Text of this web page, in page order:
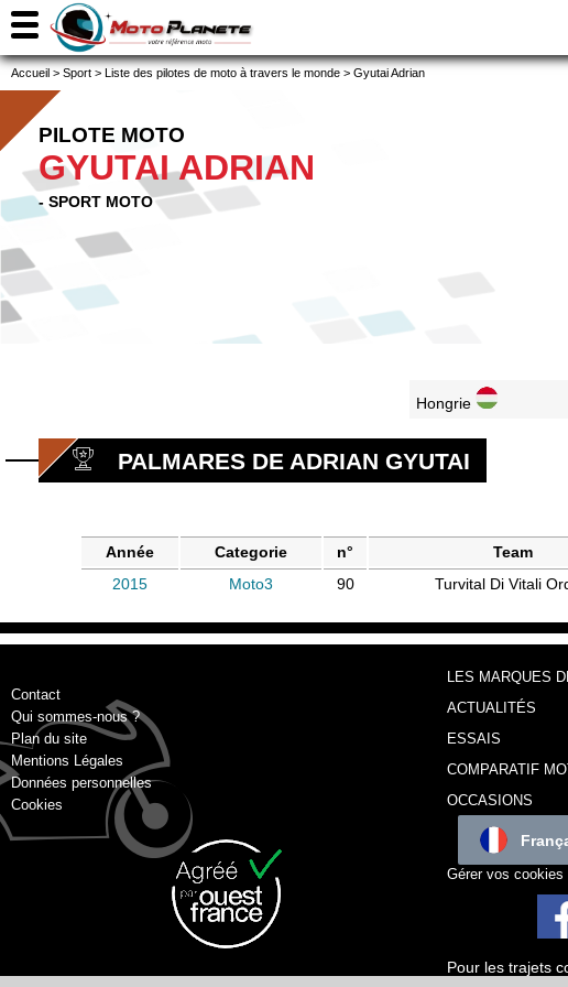
Accueil > Sport > Liste des pilotes de moto à travers le monde > Gyutai Adrian
PILOTE MOTO
GYUTAI ADRIAN
- SPORT MOTO
Hongrie
PALMARES DE ADRIAN GYUTAI
Année Categorie n° Team
2015
Moto3 90 Turvital Di Vitali
Contact
Qui sommes-nous ?
Plan du site
Mentions Légales
Données personnelles
Cookies
LES MARQUES
ACTUALITÉS
ESSAIS
COMPARATIF
OCCASIONS
Gérer vos cookies
Pour les trajets